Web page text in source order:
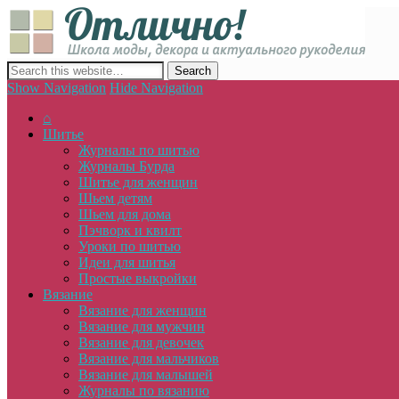
сайт о декоре, дизайне и моде, вязании, шитье и других видах
Show Navigation Hide Navigation
⌂
Шитье
Журналы по шитью
Журналы Бурда
Шитье для женщин
Шьем детям
Шьем для дома
Пэчворк и квилт
Уроки по шитью
Идеи для шитья
Простые выкройки
Вязание
Вязание для женщин
Вязание для мужчин
Вязание для девочек
Вязание для мальчиков
Вязание для малышей
Журналы по вязанию